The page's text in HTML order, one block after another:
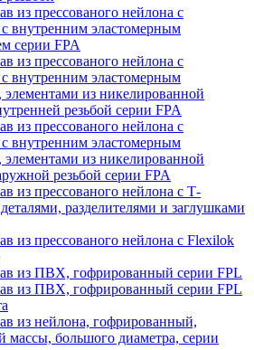
из прессованого нейлона с
внутренним эластомерным
серии FPA
из прессованого нейлона с
внутренним эластомерным
из никелированной
резьбой серии FPA
из прессованого нейлона с
внутренним эластомерным
из никелированной
резьбой серии FPA
из прессованого нейлона с Т-
разделителями и заглушками
из прессованого нейлона с Flexilok
из ПВХ, гофрированный серии FPL
из ПВХ, гофрированный серии FPL
из нейлона, гофрированный,
массы, большого диаметра, серии